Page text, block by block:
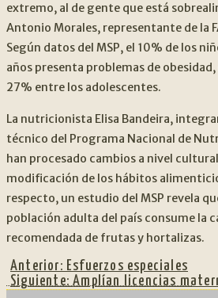
extremo, al de gente que está
Antonio Morales, representante de la
Según datos del MSP, el 10% de los
años presenta problemas de
27% entre los adolescentes.
La nutricionista Elisa Bandeira,
técnico del Programa Nacional de
han procesado cambios a nivel
modificación de los hábitos
respecto, un estudio del MSP revela
población adulta del país consume la
recomendada de frutas y hortalizas.
Anterior: Esfuerzos especiales
Siguiente:Amplían licencias